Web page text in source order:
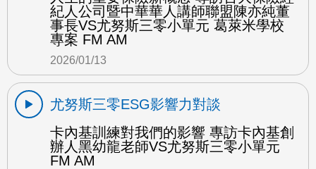
紀人公司暨中華華人講師聯盟陳亦純董
事長VS尤努斯三零小單元 葛萊米學校
專案 FM AM
2026/01/13
尤努斯三零ESG影響力對談
卡內基訓練對我們的影響 專訪卡內基創
辦人黑幼龍老師VS尤努斯三零小單元
FM AM